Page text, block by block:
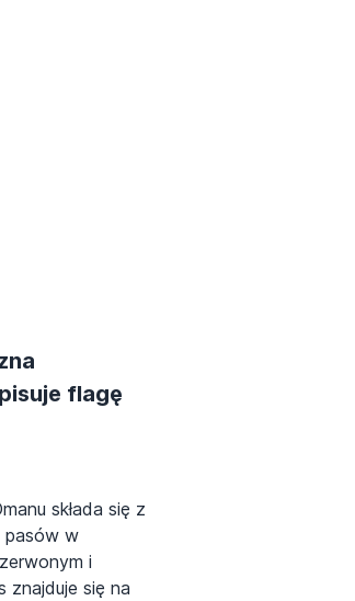
flagę
składa się z
pasów w
i
znajduje się na